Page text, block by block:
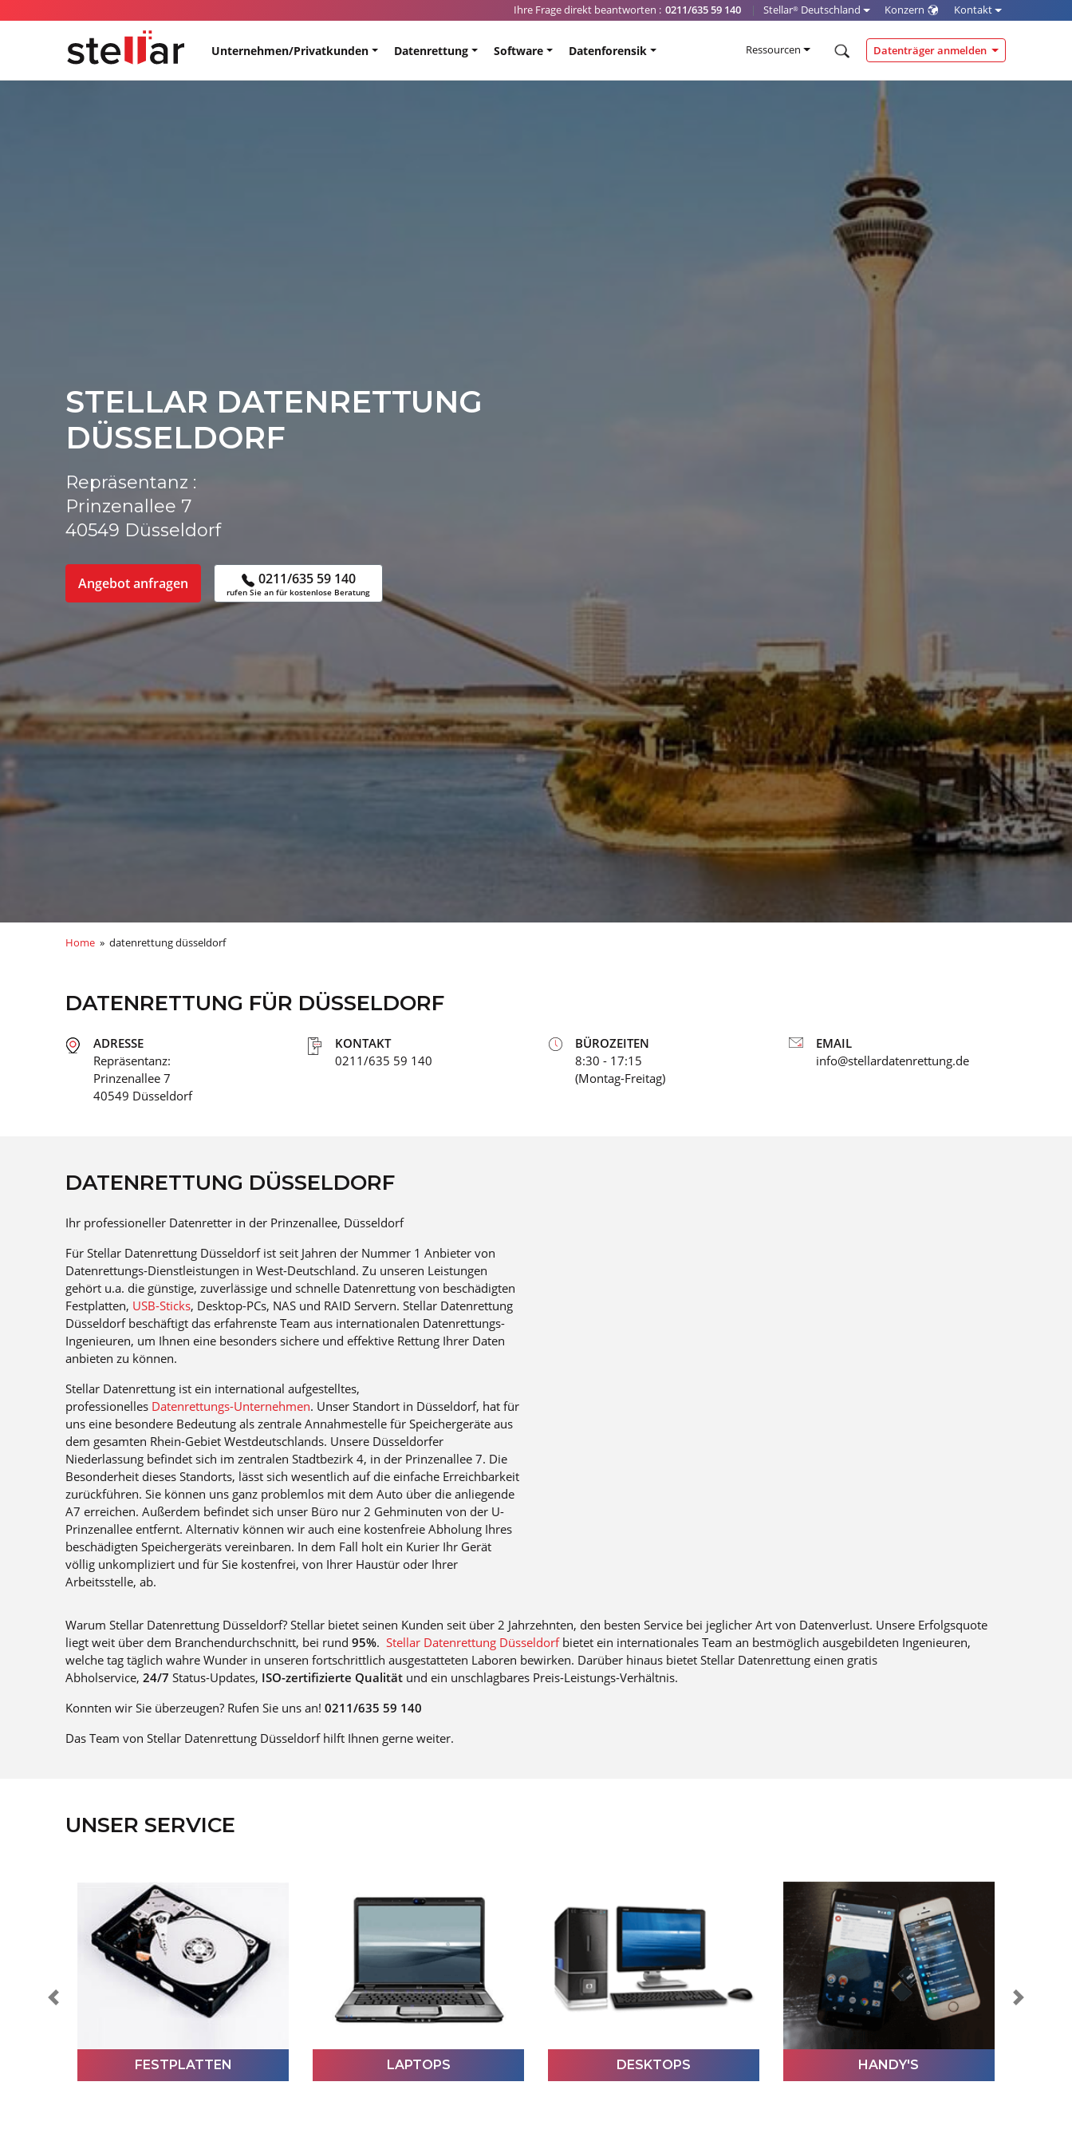
Ihre Frage direkt beantworten : 0211/635 59 140 | Stellar®Deutschland Konzern Kontakt
Unternehmen/Privatkunden Datenrettung Software Datenforensik Ressourcen Datenträger anmelden
STELLAR DATENRETTUNG
DÜSSELDORF
Repräsentanz :
Prinzenallee 7
40549 Düsseldorf
Angebot anfragen 0211/635 59 140
rufen Sie an für kostenlose Beratung
Home » datenrettung düsseldorf
DATENRETTUNG FÜR DÜSSELDORF
ADRESSE
Repräsentanz:
Prinzenallee 7
40549 Düsseldorf
KONTAKT
0211/635 59 140
BÜROZEITEN
8:30 - 17:15
(Montag-Freitag)
EMAIL
info@stellardatenrettung.de
DATENRETTUNG DÜSSELDORF
Ihr professioneller Datenretter in der Prinzenallee, Düsseldorf
Für Stellar Datenrettung Düsseldorf ist seit Jahren der Nummer 1 Anbieter von
Datenrettungs-Dienstleistungen in West-Deutschland. Zu unseren Leistungen
gehört u.a. die günstige, zuverlässige und schnelle Datenrettung von beschädigten
Festplatten, USB-Sticks, Desktop-PCs, NAS und RAID Servern. Stellar Datenrettung
Düsseldorf beschäftigt das erfahrenste Team aus internationalen Datenrettungs-
Ingenieuren, um Ihnen eine besonders sichere und effektive Rettung Ihrer Daten
anbieten zu können.
Stellar Datenrettung ist ein international aufgestelltes,
professionelles Datenrettungs-Unternehmen. Unser Standort in Düsseldorf, hat für
uns eine besondere Bedeutung als zentrale Annahmestelle für Speichergeräte aus
dem gesamten Rhein-Gebiet Westdeutschlands. Unsere Düsseldorfer
Niederlassung befindet sich im zentralen Stadtbezirk 4, in der Prinzenallee 7. Die
Besonderheit dieses Standorts, lässt sich wesentlich auf die einfache Erreichbarkeit
zurückführen. Sie können uns ganz problemlos mit dem Auto über die anliegende
A7 erreichen. Außerdem befindet sich unser Büro nur 2 Gehminuten von der U-
Prinzenallee entfernt. Alternativ können wir auch eine kostenfreie Abholung Ihres
beschädigten Speichergeräts vereinbaren. In dem Fall holt ein Kurier Ihr Gerät
völlig unkompliziert und für Sie kostenfrei, von Ihrer Haustür oder Ihrer
Arbeitsstelle, ab.
Warum Stellar Datenrettung Düsseldorf? Stellar bietet seinen Kunden seit über 2 Jahrzehnten, den besten Service bei jeglicher Art von Datenverlust. Unsere Erfolgsquote
liegt weit über dem Branchendurchschnitt, bei rund95%.Stellar Datenrettung Düsseldorfbietet ein internationales Team an bestmöglich ausgebildeten Ingenieuren,
welche tag täglich wahre Wunder in unseren fortschrittlich ausgestatteten Laboren bewirken. Darüber hinaus bietet Stellar Datenrettung einen gratis
Abholservice,24/7 Status-Updates, ISO-zertifizierte Qualität und ein unschlagbares Preis-Leistungs-Verhältnis.
Konnten wir Sie überzeugen? Rufen Sie uns an!0211/635 59 140
Das Team von Stellar Datenrettung Düsseldorf hilft Ihnen gerne weiter.
UNSER SERVICE
LAPTOPS DESKTOPS HANDY'S SSDS
Previous Next